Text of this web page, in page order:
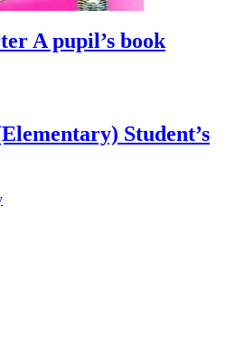
A pupil’s book
Student’s